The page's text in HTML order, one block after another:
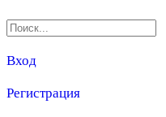
Вход
Регистрация